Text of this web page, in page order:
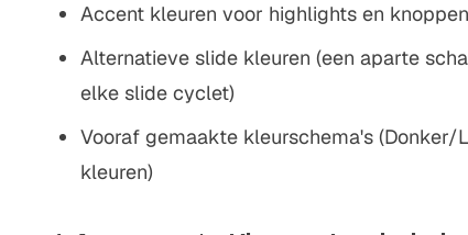
Accent kleuren voor highlights en knoppen
Alternatieve slide kleuren (een aparte
elke slide cyclet)
Vooraf gemaakte kleurschema's
kleuren)